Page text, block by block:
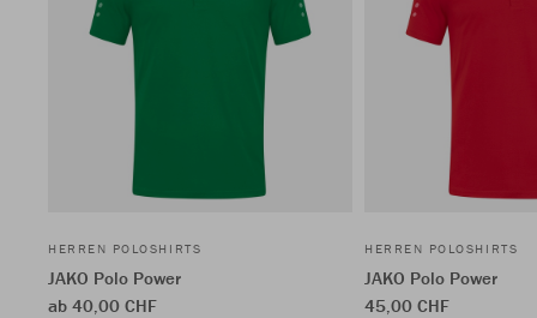
HERREN POLOSHIRTS
JAKO Polo Power
ab 40,00 CHF
HERREN POLOSHIRTS
JAKO Polo Power
45,00 CHF